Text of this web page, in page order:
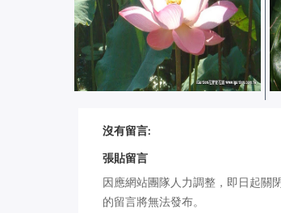
種植蓮花小池水溫溫的，怕水生
裡該怎麼施肥？
沒有留言:
張貼留言
因應網站團隊人力調整，即日起關
的留言將無法發布。